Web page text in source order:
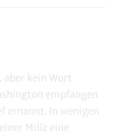
aber kein Wort
empfangen
ernannt. In wenigen
Miliz eine